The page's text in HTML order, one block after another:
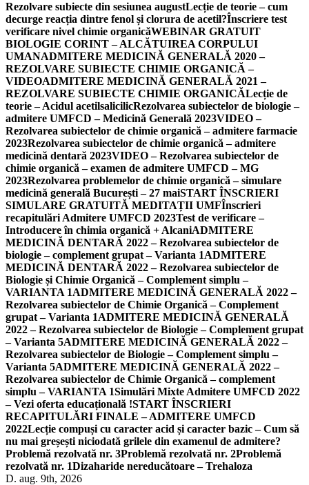
Rezolvare subiecte din sesiunea augustLecție de teorie – cum
decurge reacția dintre fenol și clorura de acetil?Înscriere test
verificare nivel chimie organicăWEBINAR GRATUIT
BIOLOGIE CORINT – ALCĂTUIREA CORPULUI
UMANADMITERE MEDICINĂ GENERALĂ 2020 –
REZOLVARE SUBIECTE CHIMIE ORGANICĂ –
VIDEOADMITERE MEDICINĂ GENERALĂ 2021 –
REZOLVARE SUBIECTE CHIMIE ORGANICĂLecție de
teorie – Acidul acetilsalicilicRezolvarea subiectelor de biologie –
admitere UMFCD – Medicină Generală 2023VIDEO –
Rezolvarea subiectelor de chimie organică – admitere farmacie
2023Rezolvarea subiectelor de chimie organică – admitere
medicină dentară 2023VIDEO – Rezolvarea subiectelor de
chimie organică – examen de admitere UMFCD – MG
2023Rezolvarea problemelor de chimie organică – simulare
medicină generală București – 27 maiSTART ÎNSCRIERI
SIMULARE GRATUITĂ MEDITAȚII UMFÎnscrieri
recapitulări Admitere UMFCD 2023Test de verificare –
Introducere în chimia organică + AlcaniADMITERE
MEDICINĂ DENTARĂ 2022 – Rezolvarea subiectelor de
biologie – complement grupat – Varianta 1ADMITERE
MEDICINĂ DENTARĂ 2022 – Rezolvarea subiectelor de
Biologie și Chimie Organică – Complement simplu –
VARIANTA 1ADMITERE MEDICINĂ GENERALĂ 2022 –
Rezolvarea subiectelor de Chimie Organică – Complement
grupat – Varianta 1ADMITERE MEDICINĂ GENERALĂ
2022 – Rezolvarea subiectelor de Biologie – Complement grupat
– Varianta 5ADMITERE MEDICINĂ GENERALĂ 2022 –
Rezolvarea subiectelor de Biologie – Complement simplu –
Varianta 5ADMITERE MEDICINĂ GENERALĂ 2022 –
Rezolvarea subiectelor de Chimie Organică – complement
simplu – VARIANTA 1Simulări Mixte Admitere UMFCD 2022
– Vezi oferta educațională !START ÎNSCRIERI
RECAPITULĂRI FINALE – ADMITERE UMFCD
2022Lecție compuși cu caracter acid și caracter bazic – Cum să
nu mai greșești niciodată grilele din examenul de admitere?
Problemă rezolvată nr. 3Problemă rezolvată nr. 2Problemă
rezolvată nr. 1Dizaharide nereducătoare – Trehaloza
D. aug. 9th, 2026